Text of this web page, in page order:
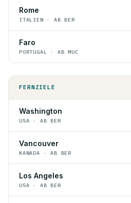
Rome
ITALIEN · AB BER
Faro
PORTUGAL · AB MUC
FERNZIELE
Washington
USA · AB BER
Vancouver
KANADA · AB BER
Los Angeles
USA · AB BER